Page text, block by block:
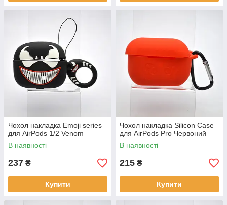
Чохол накладка Emoji series
для AirPods 1/2 Venom
В наявності
237 ₴
Купити
Чохол накладка Silicon Case
для AirPods Pro Червоний
В наявності
215 ₴
Купити